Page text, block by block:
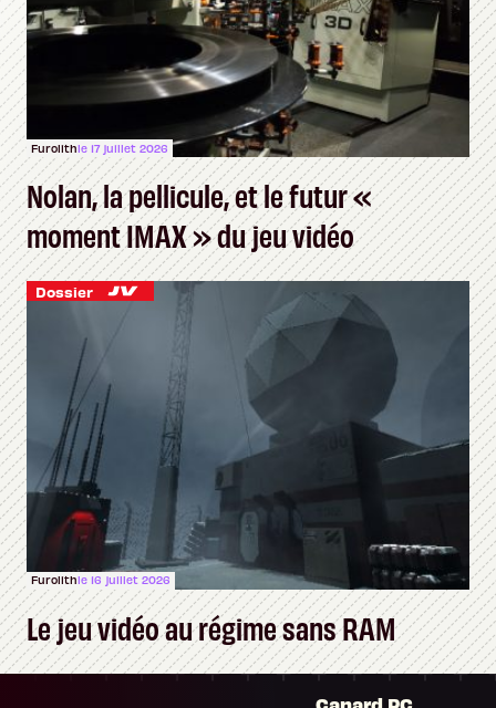
Furolithle 17 juillet 2026
Nolan, la pellicule, et le futur «
moment IMAX » du jeu vidéo
Dossier
Furolithle 16 juillet 2026
Le jeu vidéo au régime sans RAM
Canard PC